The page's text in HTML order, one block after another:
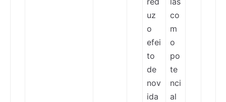
uz
o
efei
to
de
nov
ida
co
m
o
po
te
nci
al